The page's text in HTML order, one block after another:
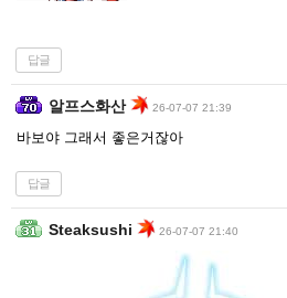
답글
알프스화산 26-07-07 21:39
바보야 그래서 좋은거잖아
답글
Steaksushi 26-07-07 21:40